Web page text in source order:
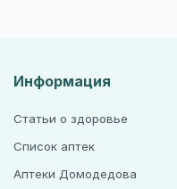
Информация
Статьи о здоровье
Список аптек
Аптеки Домодедова